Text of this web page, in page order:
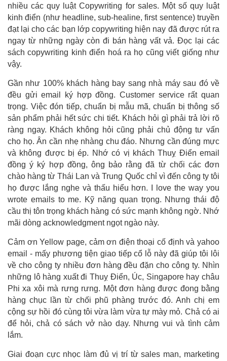
nhiều các quy luật Copywriting for sales. Một số quy luật
kinh điển (như headline, sub-healine, first sentence) truyền
đạt lại cho các bạn lớp copywriting hiện nay đã được rút ra
ngay từ những ngày còn đi bán hàng vất vả. Đọc lại các
sách copywriting kinh điển hoá ra họ cũng viết giống như
vậy.
Gần như 100% khách hàng bay sang nhà máy sau đó về
đều gửi email ký hợp đồng. Customer service rất quan
trọng. Việc đón tiếp, chuẩn bị mẫu mã, chuẩn bị thông số
sản phẩm phải hết sức chi tiết. Khách hỏi gì phải trả lời rõ
ràng ngay. Khách không hỏi cũng phải chủ động tư vấn
cho họ. Ân cần nhẹ nhàng chu đáo. Nhưng cần đúng mực
và không được bị ép. Nhớ có vị khách Thuỵ Điển email
đồng ý ký hợp đồng, ông bảo rằng đã từ chối các đơn
chào hàng từ Thái Lan và Trung Quốc chỉ vì đến công ty tôi
họ được lắng nghe và thấu hiểu hơn. I love the way you
wrote emails to me. Kỹ năng quan trọng. Nhưng thái độ
cầu thị tôn trọng khách hàng có sức mạnh không ngờ. Nhớ
mãi dòng acknowledgment ngọt ngào này.
Cảm ơn Yellow page, cảm ơn điện thoại cố định và yahoo
email - mấy phương tiện giao tiếp cổ lỗ này đã giúp tôi lôi
về cho công ty nhiều đơn hàng đều đặn cho công ty. Nhìn
những lô hàng xuất đi Thuỵ Điển, Úc, Singapore hay châu
Phi xa xôi mà rưng rưng. Một đơn hàng được đong bằng
hàng chục lần từ chối phũ phàng trước đó. Anh chị em
cộng sự hồi đó cùng tôi vừa làm vừa tự mày mỏ. Chả có ai
để hỏi, chả có sách vở nào dạy. Nhưng vui và tình cảm
lắm.
Giai đoạn cực nhọc làm đủ vị trí từ sales man, marketing